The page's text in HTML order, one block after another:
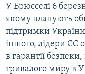
У Брюсселі 6
якому планують
підтримки
іншого, лідери ЄС
в гарантії
тривалого миру в